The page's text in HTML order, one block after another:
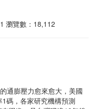
瀏覽數：18,112
通膨壓力愈來愈大，美國
碼，各家研究機構預測